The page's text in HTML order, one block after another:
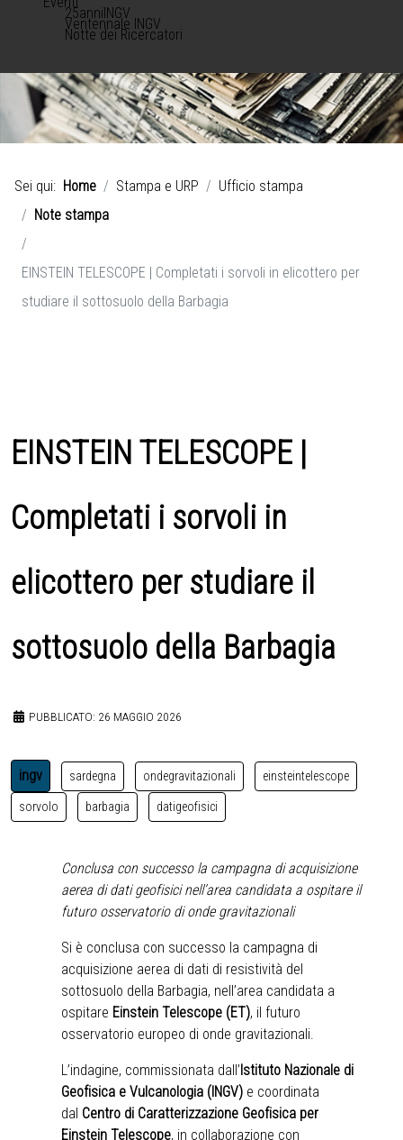
25anniINGV
Ventennale INGV
Notte dei Ricercatori
Sei qui: Home Stampa e URP
Ufficio stampa
Note stampa
EINSTEIN TELESCOPE | Completati i sorvoli in elicottero per
studiare il sottosuolo della Barbagia
EINSTEIN TELESCOPE |
Completati i sorvoli in
elicottero per studiare il
sottosuolo della Barbagia
PUBBLICATO: 26 MAGGIO 2026
ingv sardegna ondegravitazionali einsteintelescope
sorvolo barbagia datigeofisici
Conclusa con successo la campagna di acquisizione
aerea di dati geofisici nell’area candidata a ospitare il
futuro osservatorio di onde gravitazionali
Si è conclusa con successo la campagna di
acquisizione aerea di dati di resistività del
sottosuolo della Barbagia, nell’area candidata a
ospitare Einstein Telescope (ET), il futuro
osservatorio europeo di onde gravitazionali.
L’indagine, commissionata dall’ Istituto Nazionale di
Geofisica e Vulcanologia (INGV) e coordinata
dal Centro di Caratterizzazione Geofisica per
Einstein Telescope, in collaborazione con